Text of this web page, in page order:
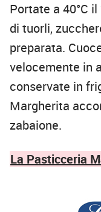
Portate a 40°C
di tuorli,
preparata.
velocemente in
conservate in
Margherita
zabaione.
La Pasticceria